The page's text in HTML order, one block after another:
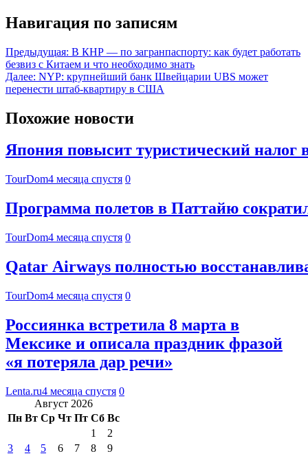
Навигация по записям
Предыдущая: В КНР — по загранпаспорту: как будет работать
безвиз с Китаем и что необходимо знать
Далее: NYP: крупнейший банк Швейцарии UBS может
перенести штаб-квартиру в США
Похожие новости
Япония повысит туристический налог в
TourDom4 месяца спустя 0
Программа полетов в Паттайю
TourDom4 месяца спустя 0
Qatar Airways полностью
TourDom4 месяца спустя 0
Россиянка встретила 8 марта в
Мексике и описала праздник фразой
«я потеряла дар речи»
Lenta.ru4 месяца спустя 0
Август 2026
Пн Вт Ср Чт Пт Сб Вс
1
2
3
4 5 6 7 8
9